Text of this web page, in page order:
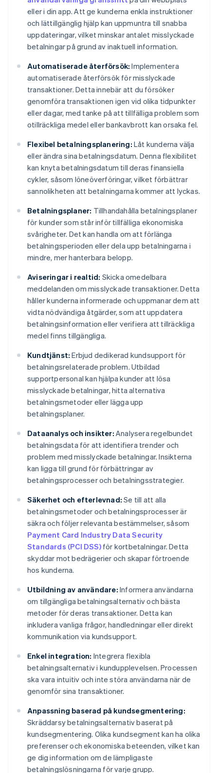
eller i din app. Att ge kunderna enkla instruktioner
och lättillgänglig hjälp kan uppmuntra till snabba
uppdateringar, vilket minskar antalet misslyckade
betalningar på grund av inaktuell information.
Automatiserade återförsök: Implementera
automatiserade återförsök för misslyckade
transaktioner. Detta innebär att du försöker
genomföra transaktionen igen vid olika tidpunkter
eller dagar, med tanke på att tillfälliga problem som
otillräckliga medel eller bankavbrott kan orsaka fel.
Flexibel betalningsplanering: Låt kunderna välja
eller ändra sina betalningsdatum. Denna flexibilitet
kan knyta betalningsdatum till deras finansiella
cykler, såsom löneöverföringar, vilket förbättrar
sannolikheten att betalningarna kommer att lyckas.
Betalningsplaner: Tillhandahålla betalningsplaner
för kunder som står inför tillfälliga ekonomiska
svårigheter. Det kan handla om att förlänga
betalningsperioden eller dela upp betalningarna i
mindre, mer hanterbara belopp.
Aviseringar i realtid: Skicka omedelbara
meddelanden om misslyckade transaktioner. Detta
håller kunderna informerade och uppmanar dem att
vidta nödvändiga åtgärder, som att uppdatera
betalningsinformation eller verifiera att tillräckliga
medel finns tillgängliga.
Kundtjänst: Erbjud dedikerad kundsupport för
betalningsrelaterade problem. Utbildad
supportpersonal kan hjälpa kunder att lösa
misslyckade betalningar, hitta alternativa
betalningsmetoder eller lägga upp
betalningsplaner.
Dataanalys och insikter: Analysera regelbundet
betalningsdata för att identifiera trender och
problem med misslyckade betalningar. Insikterna
kan ligga till grund för förbättringar av
betalningsprocesser och betalningsstrategier.
Säkerhet och efterlevnad: Se till att alla
betalningsmetoder och betalningsprocesser är
säkra och följer relevanta bestämmelser, såsom
Payment Card Industry Data Security
Standards (PCI DSS)för kortbetalningar. Detta
skyddar mot bedrägerier och skapar förtroende
hos kunderna.
Utbildning av användare: Informera användarna
om tillgängliga betalningsalternativ och bästa
metoder för deras transaktioner. Detta kan
inkludera vanliga frågor, handledningar eller direkt
kommunikation via kundsupport.
Enkel integration: Integrera flexibla
betalningsalternativ i kundupplevelsen. Processen
ska vara intuitiv och inte störa användarna när de
genomför sina transaktioner.
Anpassning baserad på kundsegmentering:
Skräddarsy betalningsalternativ baserat på
kundsegmentering. Olika kundsegment kan ha olika
preferenser och ekonomiska beteenden, vilket kan
ge dig information om de lämpligaste
betalningslösningarna för varje grupp.